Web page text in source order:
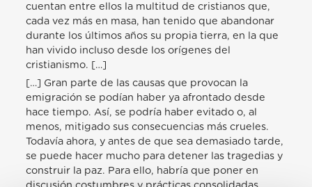
cuentan entre ellos la multitud de cristianos que,
cada vez más en masa, han tenido que abandonar
durante los últimos años su propia tierra, en la que
han vivido incluso desde los orígenes del
cristianismo. […]
[…] Gran parte de las causas que provocan la
emigración se podían haber ya afrontado desde
hace tiempo. Así, se podría haber evitado o, al
menos, mitigado sus consecuencias más crueles.
Todavía ahora, y antes de que sea demasiado tarde,
se puede hacer mucho para detener las tragedias y
construir la paz. Para ello, habría que poner en